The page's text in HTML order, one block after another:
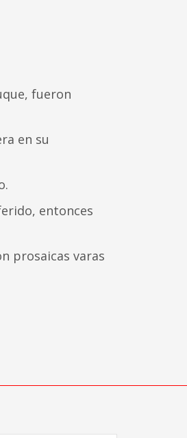
fueron
en su
entonces
prosaicas varas